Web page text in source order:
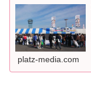
platz-media.com